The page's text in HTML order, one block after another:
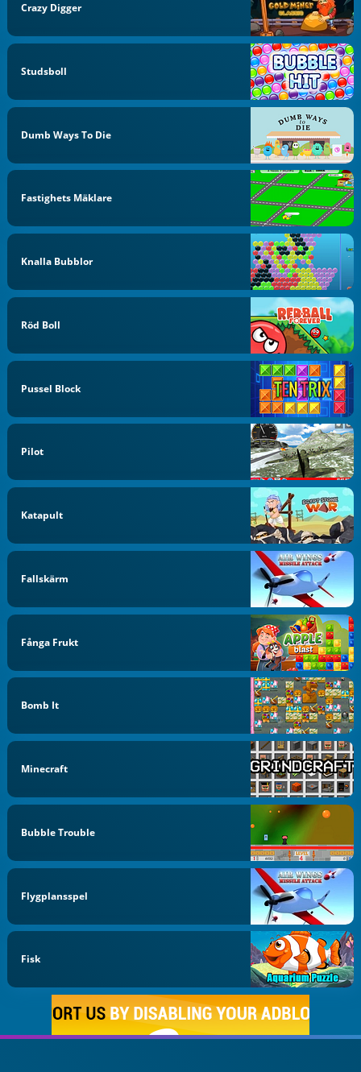
Crazy Digger
Studsboll
Dumb Ways To Die
Fastighets Mäklare
Knalla Bubblor
Röd Boll
Pussel Block
Pilot
Katapult
Fallskärm
Fånga Frukt
Bomb It
Minecraft
Bubble Trouble
Flygplansspel
Fisk